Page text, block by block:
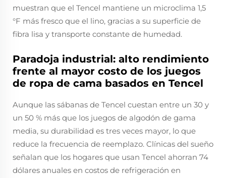
muestran que el Tencel mantiene un microclima 1,5
°F más fresco que el lino, gracias a su superficie de
fibra lisa y transporte constante de humedad.
Paradoja industrial: alto rendimiento
frente al mayor costo de los juegos
de ropa de cama basados en Tencel
Aunque las sábanas de Tencel cuestan entre un 30 y
un 50 % más que los juegos de algodón de gama
media, su durabilidad es tres veces mayor, lo que
reduce la frecuencia de reemplazo. Clínicas del sueño
señalan que los hogares que usan Tencel ahorran 74
dólares anuales en costos de refrigeración en